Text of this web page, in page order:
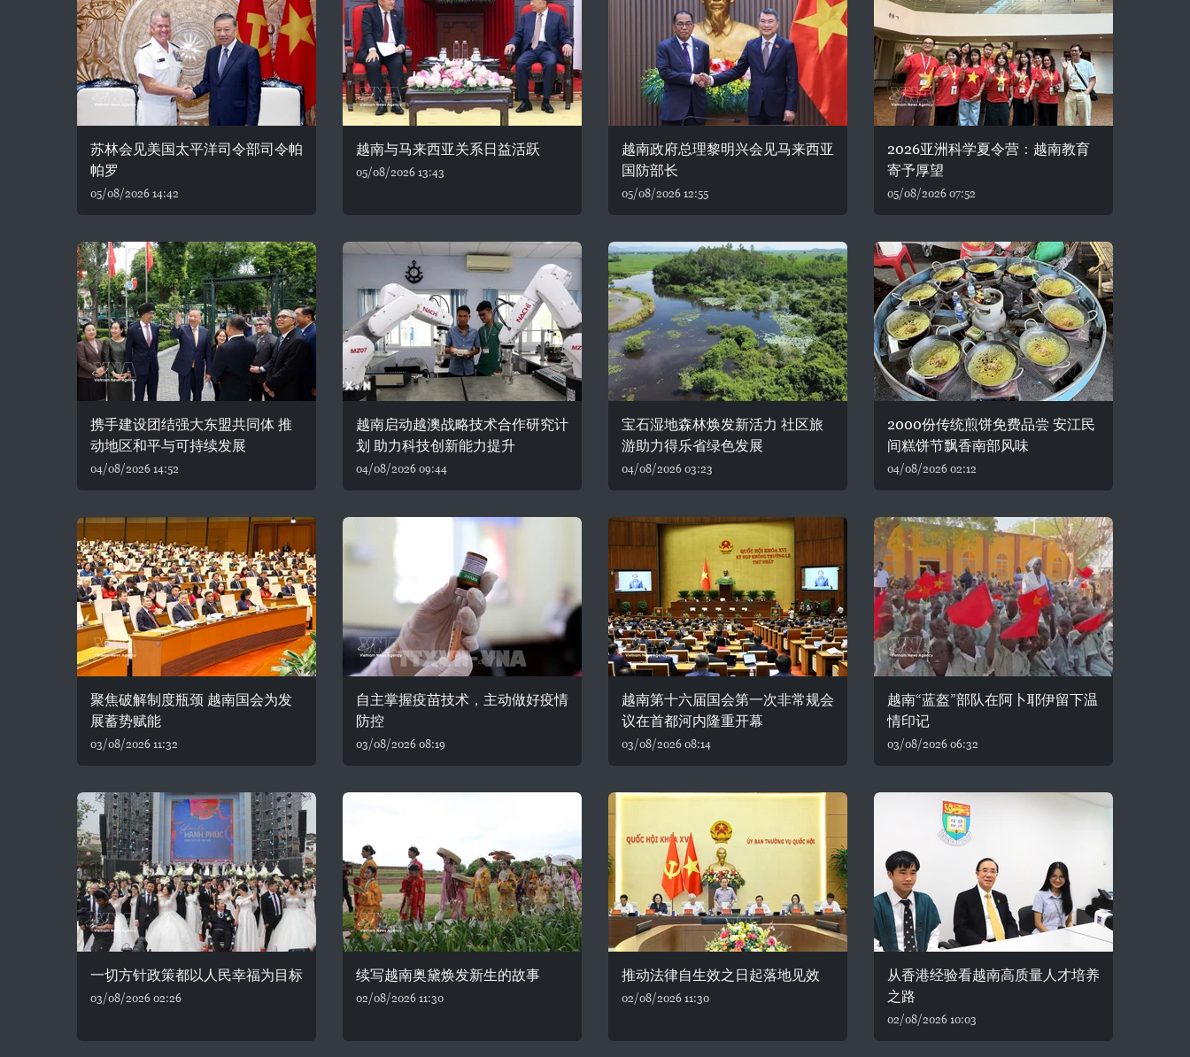
苏林会见美国太平洋司令部司令帕
帕罗
05/08/2026 14:42
越南与马来西亚关系日益活跃
05/08/2026 13:43
越南政府总理黎明兴会见马来西亚
国防部长
05/08/2026 12:55
2026亚洲科学夏令营：越南教育
寄予厚望
05/08/2026 07:52
携手建设团结强大东盟共同体 推
动地区和平与可持续发展
04/08/2026 14:52
越南启动越澳战略技术合作研究计
划 助力科技创新能力提升
04/08/2026 09:44
宝石湿地森林焕发新活力 社区旅
游助力得乐省绿色发展
04/08/2026 03:23
2000份传统煎饼免费品尝 安江民
间糕饼节飘香南部风味
04/08/2026 02:12
聚焦破解制度瓶颈 越南国会为发
展蓄势赋能
03/08/2026 11:32
自主掌握疫苗技术，主动做好疫情
防控
03/08/2026 08:19
越南第十六届国会第一次非常规会
议在首都河内隆重开幕
03/08/2026 08:14
越南“蓝盔”部队在阿卜耶伊留下温
情印记
03/08/2026 06:32
一切方针政策都以人民幸福为目标
03/08/2026 02:26
续写越南奥黛焕发新生的故事
02/08/2026 11:30
推动法律自生效之日起落地见效
02/08/2026 11:30
从香港经验看越南高质量人才培养
之路
02/08/2026 10:03